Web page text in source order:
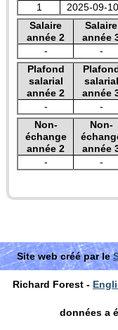
1
2025-09-10
Salaire
année 2
Salaire
année
-
-
Plafond
salarial
année 2
salarial
année
-
-
Non-
échange
année 2
Non-
année
-
-
Site web créé par le
Richard Forest -
données a